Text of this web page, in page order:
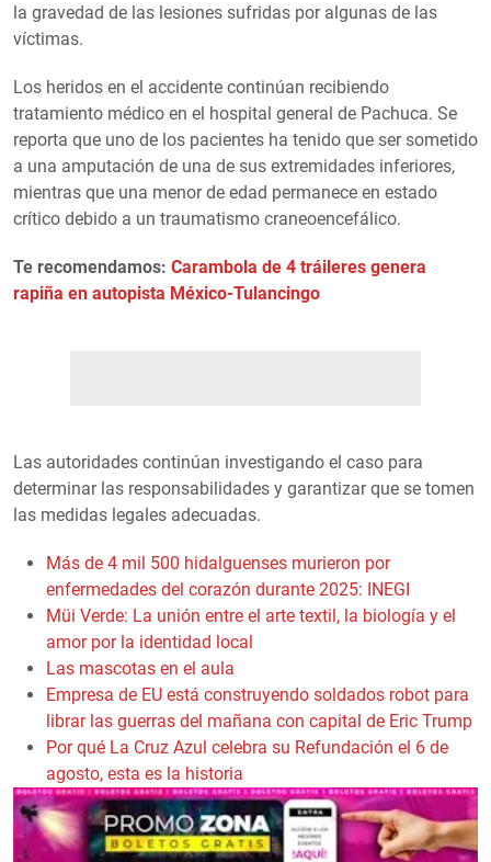
la gravedad de las lesiones sufridas por algunas de las
víctimas.
Los heridos en el accidente continúan recibiendo
tratamiento médico en el hospital general de Pachuca. Se
reporta que uno de los pacientes ha tenido que ser sometido
a una amputación de una de sus extremidades inferiores,
mientras que una menor de edad permanece en estado
crítico debido a un traumatismo craneoencefálico.
Te recomendamos: Carambola de 4 tráileres genera
rapiña en autopista México-Tulancingo
Las autoridades continúan investigando el caso para
determinar las responsabilidades y garantizar que se tomen
las medidas legales adecuadas.
Más de 4 mil 500 hidalguenses murieron por
enfermedades del corazón durante 2025: INEGI
Müi Verde: La unión entre el arte textil, la biología y el
amor por la identidad local
Las mascotas en el aula
Empresa de EU está construyendo soldados robot para
librar las guerras del mañana con capital de Eric Trump
Por qué La Cruz Azul celebra su Refundación el 6 de
agosto, esta es la historia